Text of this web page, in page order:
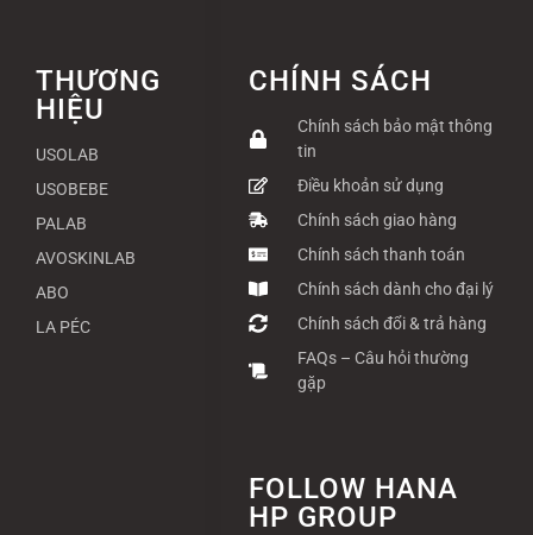
CHÍNH SÁCH
Chính sách bảo mật thông
tin
Điều khoản sử dụng
Chính sách giao hàng
Chính sách thanh toán
Chính sách dành cho đại lý
Chính sách đổi & trả hàng
FAQs – Câu hỏi thường
gặp
FOLLOW HANA
HP GROUP
THƯƠNG
HIỆU
USOLAB
USOBEBE
PALAB
AVOSKINLAB
ABO
LA PÉC